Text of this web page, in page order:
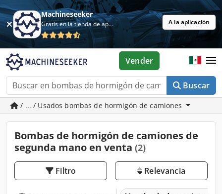
Machineseeker
Gratis en la tienda de aplicaciones A la aplicación
Buscar
Vender
/ ... / Usados bombas de hormigón de camiones
Bombas de hormigón de camiones de
segunda mano en venta (2)
Filtro Relevancia